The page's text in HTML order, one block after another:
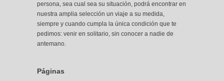
persona, sea cual sea su situación, podrá encontrar en
nuestra amplia selección un viaje a su medida,
siempre y cuando cumpla la única condición que te
pedimos: venir en solitario, sin conocer a nadie de
antemano.
Páginas